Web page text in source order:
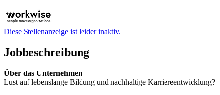
Diese Stellenanzeige ist leider inaktiv.
Jobbeschreibung
Über das Unternehmen
Lust auf lebenslange Bildung und nachhaltige Karriereentwicklung?